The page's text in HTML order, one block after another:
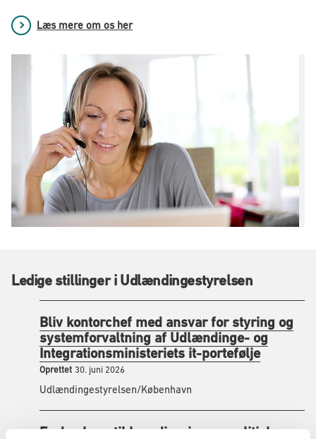
Læs mere om os her
Ledige stillinger i Udlændingestyrelsen
Bliv kontorchef med ansvar for styring og
systemforvaltning af Udlændinge- og
Integrationsministeriets it-portefølje
Oprettet 30. juni 2026
Udlændingestyrelsen/København
Er du skarp til koordinering og politisk